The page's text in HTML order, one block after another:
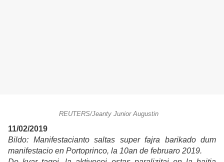
REUTERS/Jeanty Junior Augustin
11/02/2019
Bildo: Manifestacianto saltas super fajra barikado dum
manifestacio en Portoprinco, la 10an de februaro 2019.